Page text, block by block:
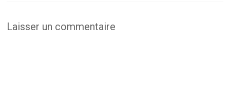
Laisser un commentaire